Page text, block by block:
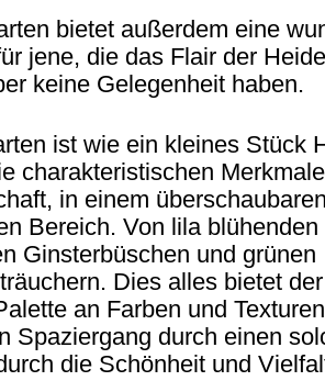
bietet außerdem eine
jene, die das Flair der
keine Gelegenheit haben.
ist wie ein kleines Stück
charakteristischen
in einem
Bereich. Von lila
Ginsterbüschen und grünen
Dies alles bietet
an Farben und
Spaziergang durch einen
die Schönheit und